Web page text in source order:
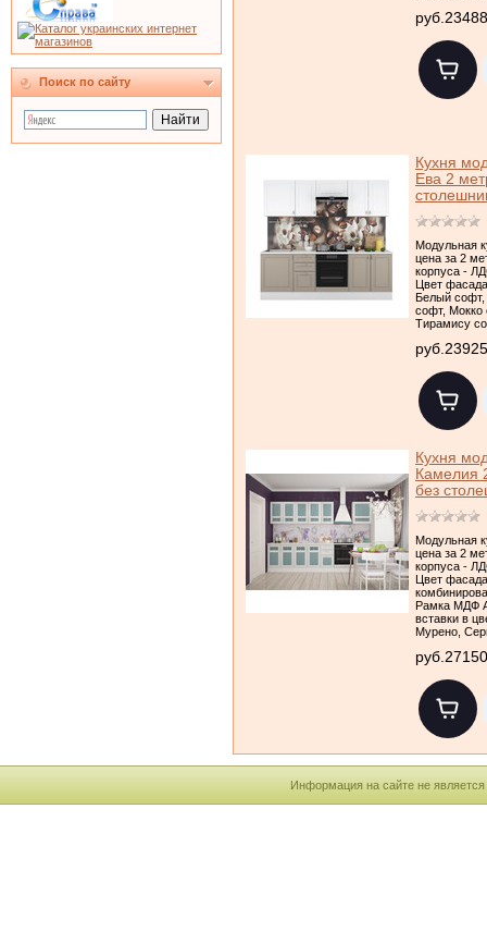
Поиск по сайту
руб.23488
Кухня
Ева 2
Модульная
цена за 2
корпуса -
Цвет
Белый софт,
софт, Мокко
Тирамису
руб.23925
Кухня
Камелия
без
Модульная
цена за 2
корпуса -
Цвет фасада
Рамка МДФ
вставки в
Мурено,
руб.27150
Информация на сайте не